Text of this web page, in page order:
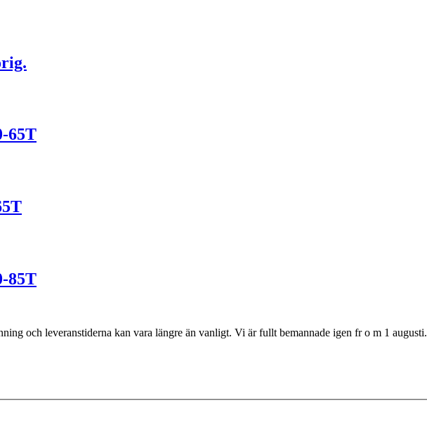
65T
85T
och leveranstiderna kan vara längre än vanligt. Vi är fullt bemannade igen fr o m 1 augusti.